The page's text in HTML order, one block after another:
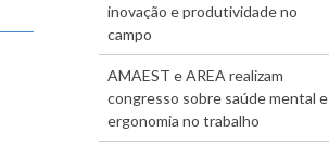
inovação e produtividade no
campo
AMAEST e AREA realizam
congresso sobre saúde mental e
ergonomia no trabalho